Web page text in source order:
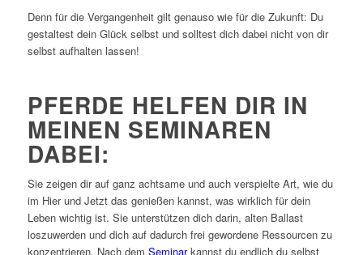
Denn für die Vergangenheit gilt genauso wie für die Zukunft: Du
gestaltest dein Glück selbst und solltest dich dabei nicht von dir
selbst aufhalten lassen!
PFERDE HELFEN DIR IN
MEINEN SEMINAREN
DABEI:
Sie zeigen dir auf ganz achtsame und auch verspielte Art, wie du
im Hier und Jetzt das genießen kannst, was wirklich für dein
Leben wichtig ist. Sie unterstützen dich darin, alten Ballast
loszuwerden und dich auf dadurch frei gewordene Ressourcen zu
konzentrieren. Nach dem Seminarkannst du endlich du selbst